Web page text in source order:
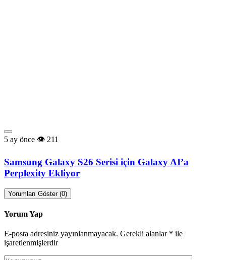
5 ay önce 211
Samsung Galaxy S26 Serisi için Galaxy AI’a
Perplexity Ekliyor
Yorumları Göster (0)
Yorum Yap
E-posta adresiniz yayınlanmayacak. Gerekli alanlar * ile
işaretlenmişlerdir